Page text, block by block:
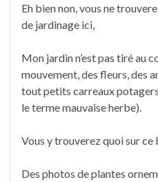
Eh bien non, vous ne
de jardinage ici,
Mon jardin n’est pas tiré au
mouvement, des fleurs, des
tout petits carreaux
le terme mauvaise herbe).
Vous y trouverez quoi sur ce
Des photos de plantes